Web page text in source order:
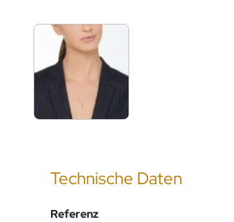
Technische Daten
Referenz